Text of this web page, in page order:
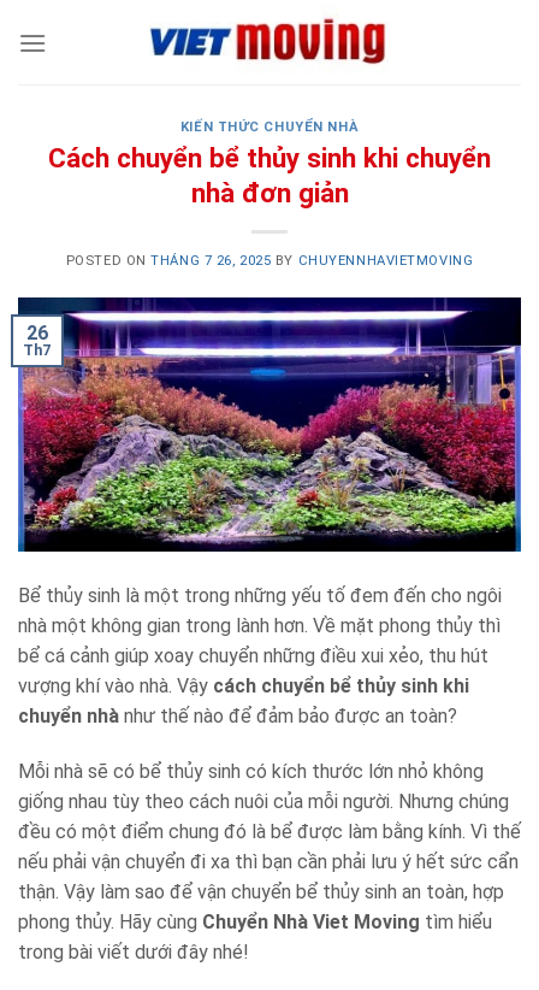
KIẾN THỨC CHUYỂN NHÀ
Cách chuyển bể thủy sinh khi chuyển
nhà đơn giản
POSTED ONTHÁNG 7 26, 2025 BY CHUYENNHAVIETMOVING
26
Th7
Bể thủy sinh là một trong những yếu tố đem đến cho ngôi
nhà một không gian trong lành hơn. Về mặt phong thủy thì
bể cá cảnh giúp xoay chuyển những điều xui xẻo, thu hút
vượng khí vào nhà. Vậy cách chuyển bể thủy sinh khi
chuyển nhà như thế nào để đảm bảo được an toàn?
Mỗi nhà sẽ có bể thủy sinh có kích thước lớn nhỏ không
giống nhau tùy theo cách nuôi của mỗi người. Nhưng chúng
đều có một điểm chung đó là bể được làm bằng kính. Vì thế
nếu phải vận chuyển đi xa thì bạn cần phải lưu ý hết sức cẩn
thận. Vậy làm sao để vận chuyển bể thủy sinh an toàn, hợp
phong thủy. Hãy cùng Chuyển Nhà Viet Moving tìm hiểu
trong bài viết dưới đây nhé!